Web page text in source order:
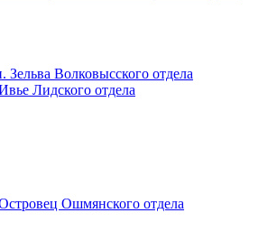
Зельва Волковысского отдела
Лидского отдела
Ошмянского отдела